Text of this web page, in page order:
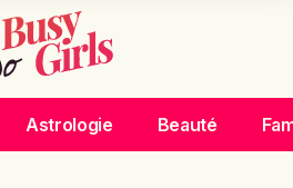
Astrologie Beauté